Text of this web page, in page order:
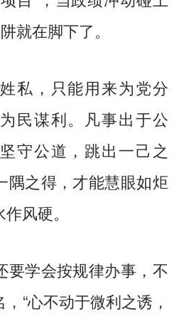
就在脚下了。
，只能用来为党分
民谋利。凡事出于公
守公道，跳出一己之
隅之得，才能慧眼如炬
风硬。
学会按规律办事，不
“心不动于微利之诱，